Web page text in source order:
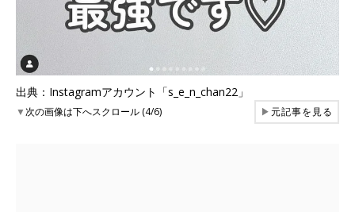
出典：Instagramアカウント「s_e_n_chan22」
▼次の画像は下へスクロール (4/6) ▶元記事を見る